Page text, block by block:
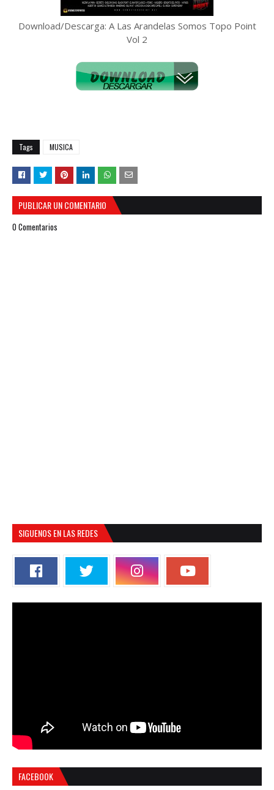
Download/Descarga: A Las Arandelas Somos Topo Point
Vol 2
Tags MUSICA
PUBLICAR UN COMENTARIO
0 Comentarios
SIGUENOS EN LAS REDES
FACEBOOK